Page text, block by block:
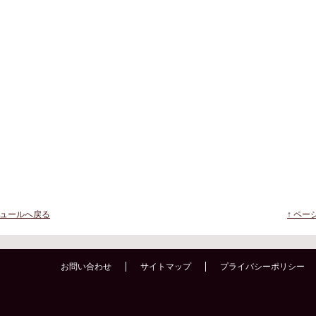
ールへ戻る ↑ ペー
お問い合わせ サイトマップ プライバシーポリシー